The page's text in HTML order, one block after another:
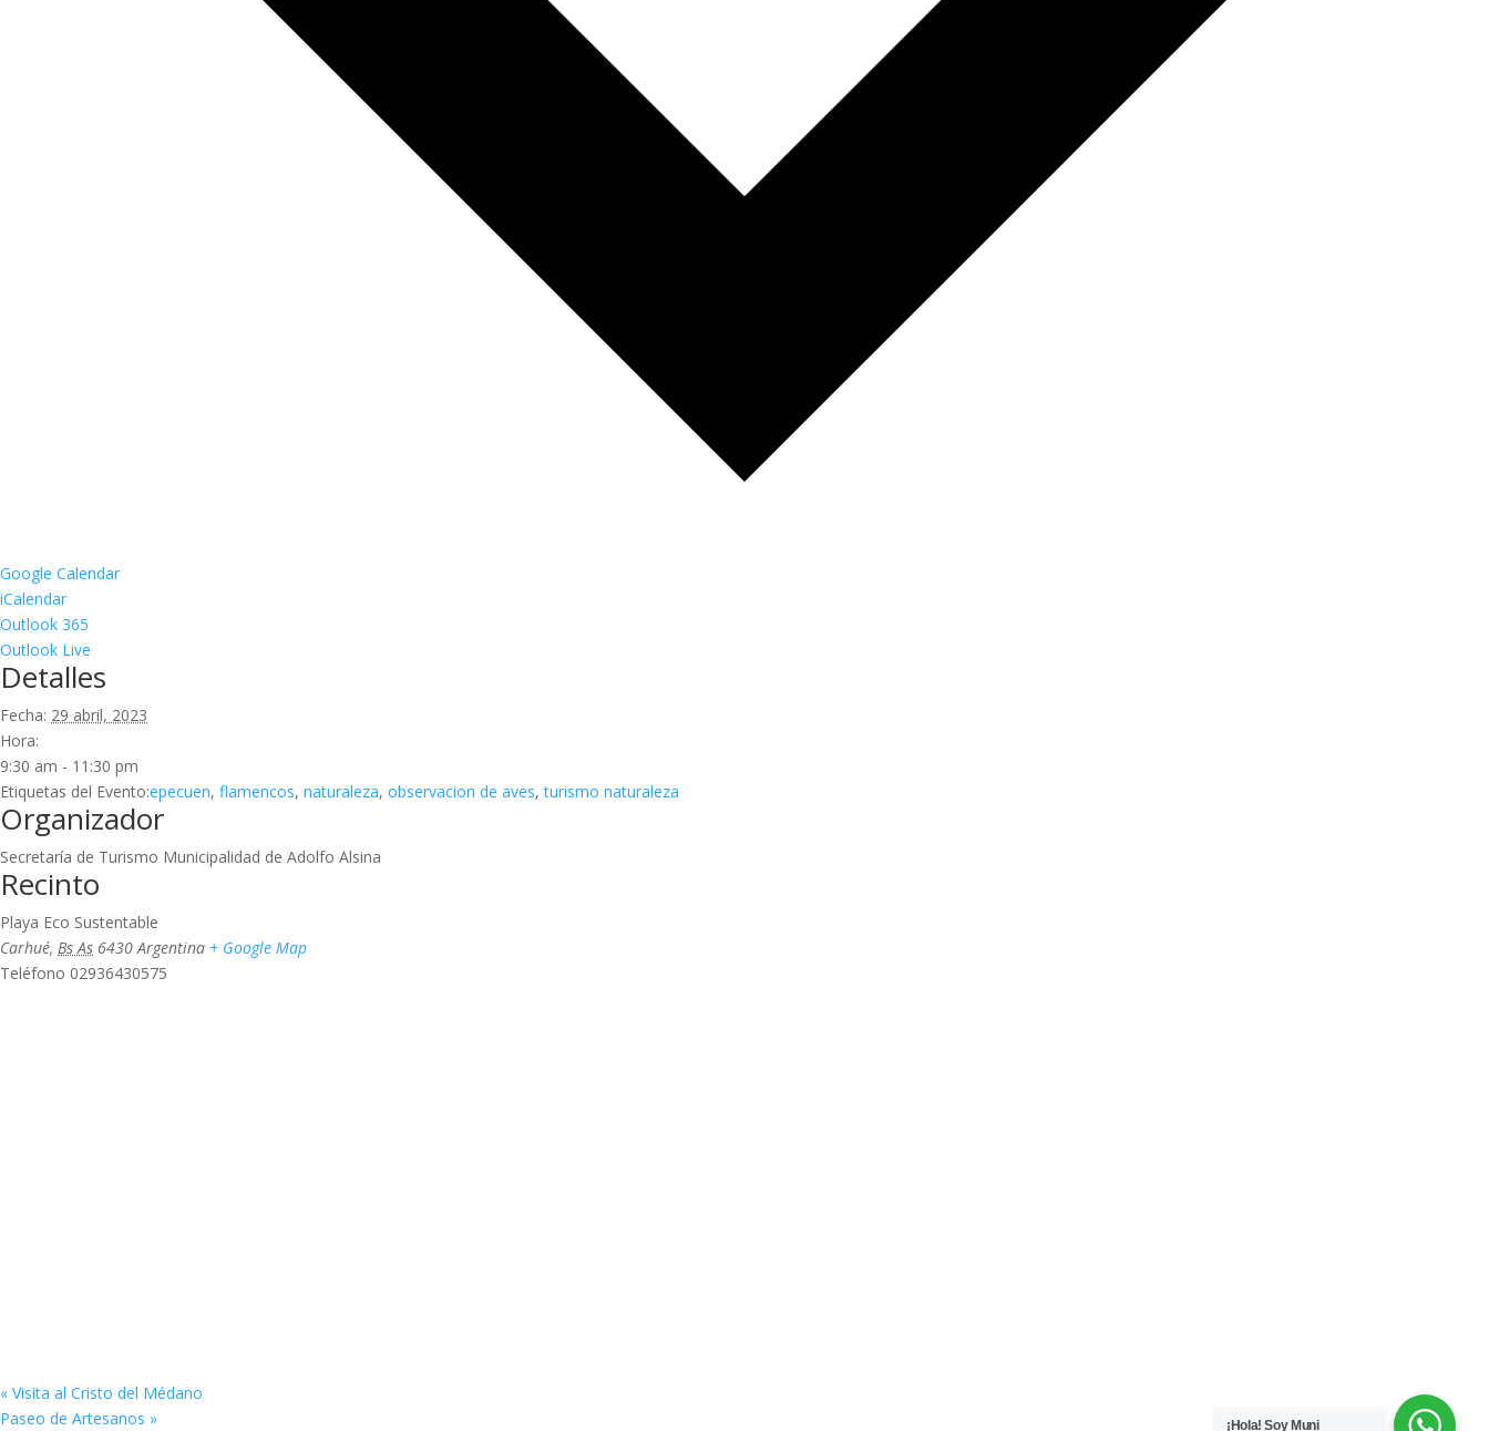
Google Calendar
iCalendar
Outlook 365
Outlook Live
Detalles
Fecha: 29 abril, 2023
Hora:
9:30 am - 11:30 pm
Etiquetas del Evento:epecuen, flamencos, naturaleza, observacion de aves,turismo naturaleza
Organizador
Secretaría de Turismo Municipalidad de Adolfo Alsina
Recinto
Playa Eco Sustentable
Carhué, Bs As 6430 Argentina + Google Map
Teléfono 02936430575
« Visita al Cristo del Médano
Paseo de Artesanos » ¡Hola! Soy Muni